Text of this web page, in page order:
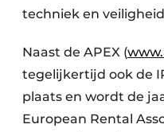
techniek en
Naast de APEX (
tegelijkertijd ook de
plaats en wordt de
European Rental